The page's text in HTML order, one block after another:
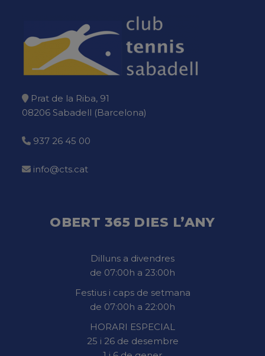
Prat de la Riba, 91
08206 Sabadell (Barcelona)
937 26 45 00
info@cts.cat
OBERT 365 DIES L’ANY
Dilluns a divendres
de 07:00h a 23:00h
Festius i caps de setmana
de 07:00h a 22:00h
HORARI ESPECIAL
25 i 26 de desembre